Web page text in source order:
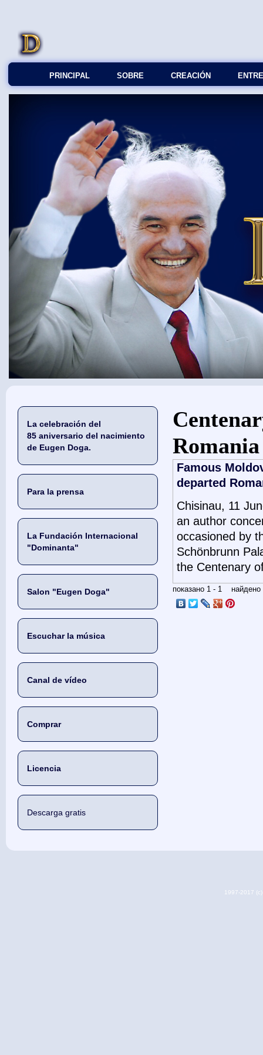
PRINCIPAL SOBRE СREACIÓN
La celebración del
85 aniversario del nacimiento
de Eugen Doga.
Para la prensa
La Fundación Internacional
"Dominanta"
Salon "Eugen Doga"
Escuchar la música
Canal de vídeo
Comprar
Licencia
Descarga gratis
Usted está aquí
Romania
Famous
departed
Chisinau, 11
an author
occasioned by
Schönbrunn
the Centenary
показано 1 - 1 найдено
1997-2017